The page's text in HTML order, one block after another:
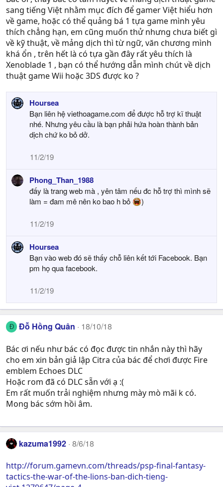
o
n
s
:
sang tiếng Việt nhằm mục đích để gamer Việt hiểu hơn
về game, hoặc có thể quảng bá 1 tựa game mình yêu
thích chẳng hạn, em cũng muốn thử nhưng chưa biết gì
về kỹ thuật, về mảng dịch thì từ ngữ, văn chương mình
khá ổn , trên hết là có tựa gần đây rất yêu thích là
Xenoblade 1 , bạn có thể hướng dẫn mình chút về dịch
thuật game Wii hoặc 3DS được ko ?
Hoursea
Bạn liên hệ viethoagame.com để được hỗ trợ kĩ thuật
nhé. Nhưng yêu cầu là bạn phải hứa hoàn thành bản
dịch chứ ko bỏ dở.
11/2/19
Phong_Than_1988
đấy là trang web mà , yên tâm nếu đc hỗ trợ thì mình sẽ
làm = đam mê nên ko bao h bỏ
)
11/2/19
Hoursea
Bạn vào web đó sẽ thấy chỗ liên kết tới Facebook. Bạn
pm họ qua facebook.
11/2/19
Đ Đỗ Hồng Quân 18/10/18
Bác ơi nếu như bác có đọc được tin nhắn này thì hãy
cho em xin bản giả lập Citra của bác để chơi được Fire
emblem Echoes DLC
Hoặc rom đã có DLC sẵn với ạ :(
Em rất muốn trải nghiệm nhưng mày mò mãi k có.
Mong bác sớm hồi âm.
kazuma1992 8/6/18
http://forum.gamevn.com/threads/psp-final-fantasy-
tactics-the-war-of-the-lions-ban-dich-tieng-